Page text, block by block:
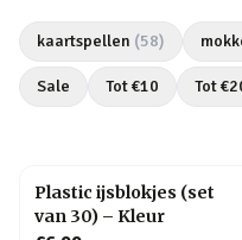
kaartspellen (58)
Sale Tot €10 Tot €
Plastic ijsblokjes (set
van 30) – Kleur